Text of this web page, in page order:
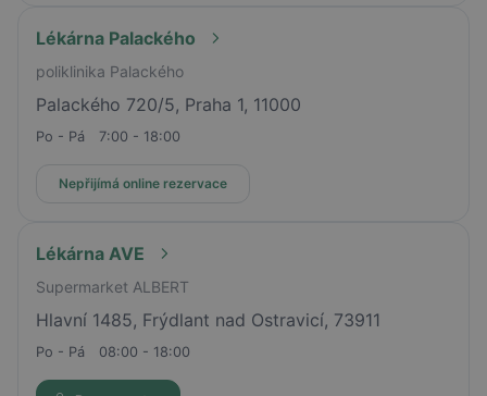
Lékárna Palackého
poliklinika Palackého
Palackého 720/5, Praha 1, 11000
Po - Pá 7:00 - 18:00
Nepřijímá online rezervace
Lékárna AVE
Supermarket ALBERT
Hlavní 1485, Frýdlant nad Ostravicí, 73911
Po - Pá 08:00 - 18:00